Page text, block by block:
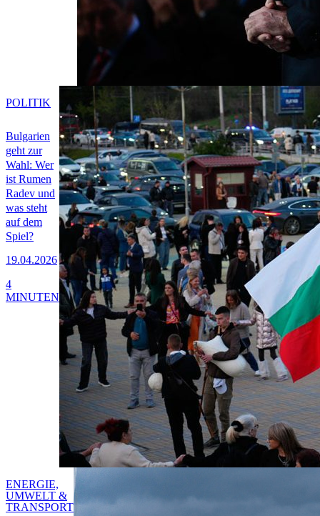
Bulgarien
geht zur
Wahl: Wer
ist Rumen
Radev und
was steht
auf dem
Spiel?
19.04.2026
POLITIK
4
MINUTEN
ENERGIE,
UMWELT &
TRANSPORT